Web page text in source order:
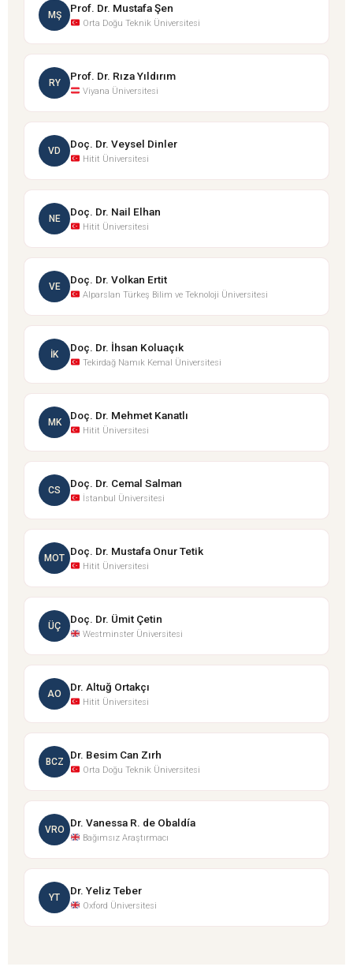
MŞ
Prof. Dr. Mustafa Şen
Orta Doğu Teknik Üniversitesi
RY
Prof. Dr. Rıza Yıldırım
Viyana Üniversitesi
VD
Doç. Dr. Veysel Dinler
Hitit Üniversitesi
NE
Doç. Dr. Nail Elhan
Hitit Üniversitesi
VE
Doç. Dr. Volkan Ertit
Alparslan Türkeş Bilim ve Teknoloji Üniversitesi
İK
Doç. Dr. İhsan Koluaçık
Tekirdağ Namık Kemal Üniversitesi
MK
Doç. Dr. Mehmet Kanatlı
Hitit Üniversitesi
CS
Doç. Dr. Cemal Salman
İstanbul Üniversitesi
MOT
Doç. Dr. Mustafa Onur Tetik
Hitit Üniversitesi
ÜÇ
Doç. Dr. Ümit Çetin
Westminster Üniversitesi
AO
Dr. Altuğ Ortakçı
Hitit Üniversitesi
BCZ
Dr. Besim Can Zırh
Orta Doğu Teknik Üniversitesi
VRO
Dr. Vanessa R. de Obaldía
Bağımsız Araştırmacı
YT
Dr. Yeliz Teber
Oxford Üniversitesi